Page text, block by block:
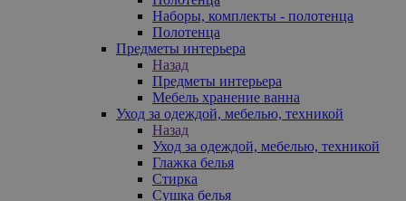
Наборы, комплекты - полотенца
Полотенца
Предметы интерьера
Назад
Предметы интерьера
Мебель хранение ванна
Уход за одеждой, мебелью, техникой
Назад
Уход за одеждой, мебелью, техникой
Глажка белья
Стирка
Сушка белья